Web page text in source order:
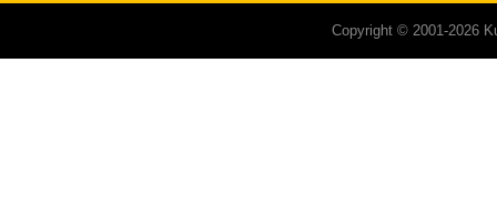
Copyright © 2001-2026